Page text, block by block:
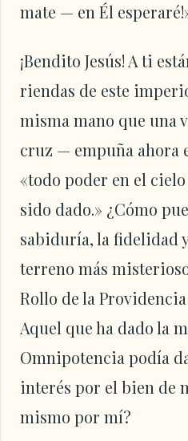
mate — en Él
¡Bendito Jesús! A ti
riendas de este
misma mano que una
cruz — empuña ahora
«todo poder en el
sido dado.» ¿Cómo
sabiduría, la fidelidad
terreno más
Rollo de la
Aquel que ha dado la
Omnipotencia podía
interés por el bien de
mismo por mí?